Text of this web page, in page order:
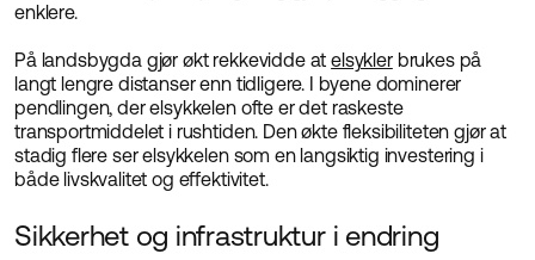
enklere.
På landsbygda gjør økt rekkevidde atelsyklerbrukes på
langt lengre distanser enn tidligere. I byene dominerer
pendlingen, der elsykkelen ofte er det raskeste
transportmiddelet i rushtiden. Den økte fleksibiliteten gjør at
stadig flere ser elsykkelen som en langsiktig investering i
både livskvalitet og effektivitet.
Sikkerhet og infrastruktur i endring